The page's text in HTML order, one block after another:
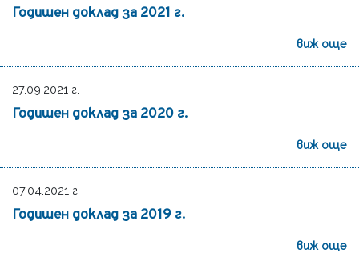
Годишен доклад за 2021 г.
виж още
27.09.2021 г.
Годишен доклад за 2020 г.
виж още
07.04.2021 г.
Годишен доклад за 2019 г.
виж още